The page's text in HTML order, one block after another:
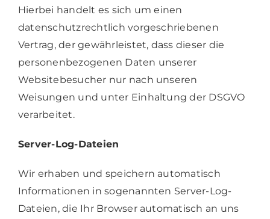
Hierbei handelt es sich um einen
datenschutzrechtlich vorgeschriebenen
Vertrag, der gewährleistet, dass dieser die
personenbezogenen Daten unserer
Websitebesucher nur nach unseren
Weisungen und unter Einhaltung der DSGVO
verarbeitet.
Server-Log-Dateien
Wir erhaben und speichern automatisch
Informationen in sogenannten Server-Log-
Dateien, die Ihr Browser automatisch an uns